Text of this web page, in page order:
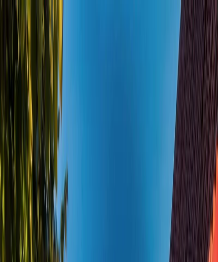
Plan your wedding
Vendors
Inspiration
Plan your wedding
Join as a partner
Search vendors, inspiration...
Your profile
Join as a partner Your profile
Search vendors, inspiration...